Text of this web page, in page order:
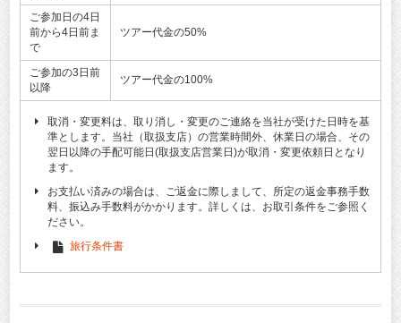
ご参加日の4日
前から4日前ま
で
ツアー代金の50%
ご参加の3日前
以降
ツアー代金の100%
取消・変更料は、取り消し・変更のご連絡を当社が受けた日時を基
準とします。当社（取扱支店）の営業時間外、休業日の場合、その
翌日以降の手配可能日(取扱支店営業日)が取消・変更依頼日となり
ます。
お支払い済みの場合は、ご返金に際しまして、所定の返金事務手数
料、振込み手数料がかかります。詳しくは、お取引条件をご参照く
ださい。
旅行条件書